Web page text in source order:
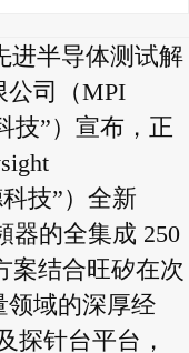
进半导体测试解
公司（MPI
技”）宣布，正
技”）全新
器的全集成 250
案结合旺矽在次
领域的深厚经
探针台平台，